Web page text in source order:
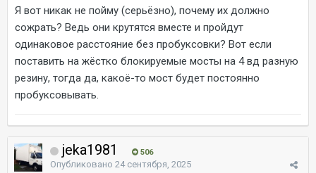
Я вот никак не пойму (серьёзно), почему их должно
сожрать? Ведь они крутятся вместе и пройдут
одинаковое расстояние без пробуксовки? Вот если
поставить на жёстко блокируемые мосты на 4 вд разную
резину, тогда да, какоё-то мост будет постоянно
пробуксовывать.
jeka1981 506
Опубликовано 24 сентября, 2025